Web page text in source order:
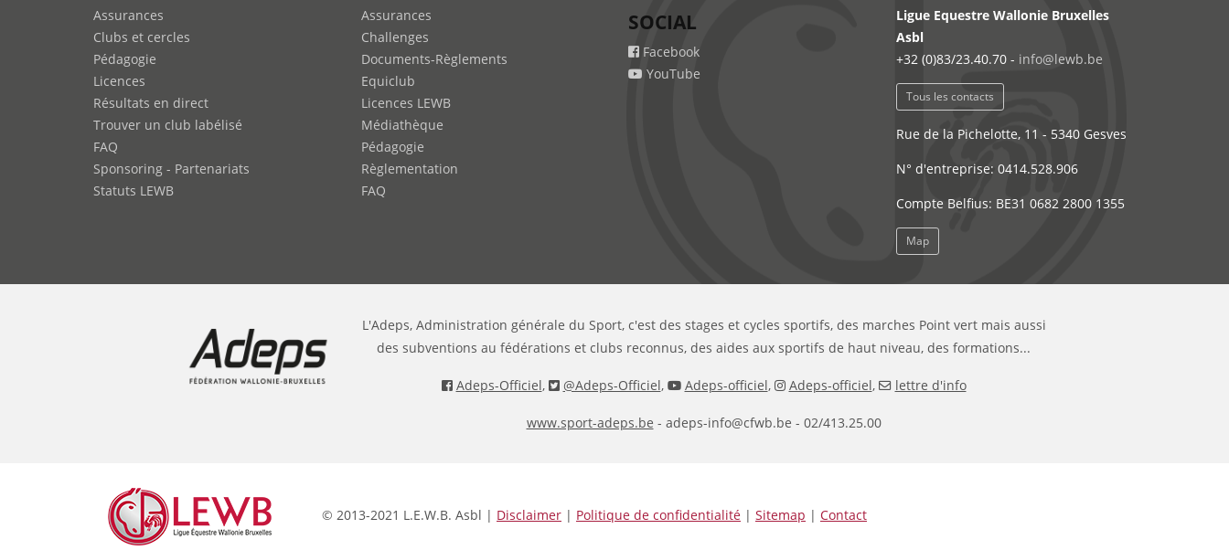
Assurances
Clubs et cercles
Pédagogie
Licences
Résultats en direct
Trouver un club labélisé
FAQ
Sponsoring - Partenariats
Statuts LEWB
Assurances
Challenges
Documents-Règlements
Equiclub
Licences LEWB
Médiathèque
Pédagogie
Règlementation
FAQ
SOCIAL
Facebook
YouTube
Ligue Equestre Wallonie Bruxelles
Asbl
+32 (0)83/23.40.70 - info@lewb.be
Tous les contacts
Rue de la Pichelotte, 11 - 5340 Gesves
N° d'entreprise: 0414.528.906
Compte Belfius: BE31 0682 2800 1355
Map
L'Adeps, Administration générale du Sport, c'est des stages et cycles sportifs, des marches Point vert mais aussi
des subventions au fédérations et clubs reconnus, des aides aux sportifs de haut niveau, des formations...
Adeps-Officiel, @Adeps-Officiel, Adeps-officiel, Adeps-officiel, lettre d'info
www.sport-adeps.be - adeps-info@cfwb.be - 02/413.25.00
© 2013-2021 L.E.W.B. Asbl | Disclaimer | Politique de confidentialité | Sitemap | Contact